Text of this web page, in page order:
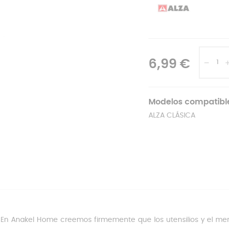
6,99 €
Modelos
ALZA CLÁSICA
En Anakel Home creemos firmemente que los utensilios y el